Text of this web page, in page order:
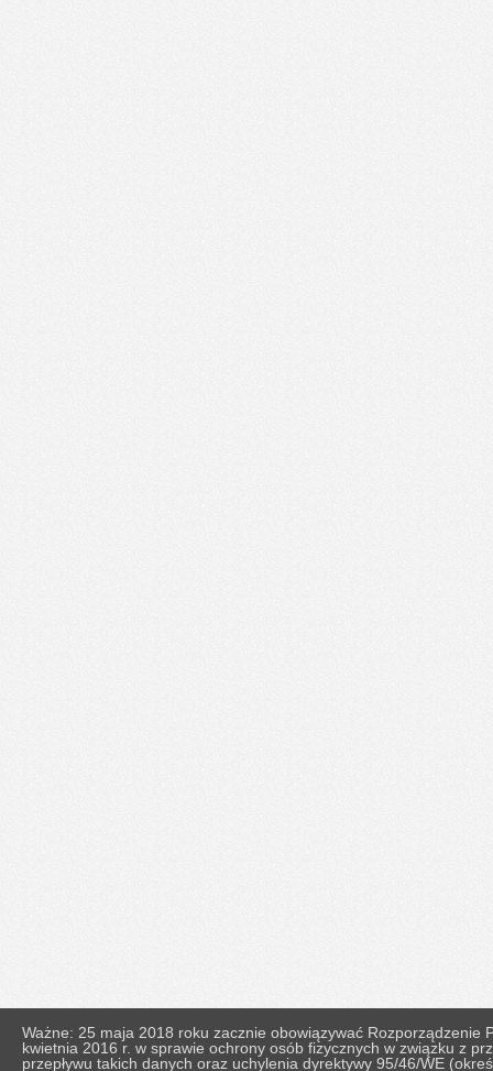
Ważne: 25 maja 2018 roku zacznie obowiązywać
kwietnia 2016 r. w sprawie ochrony osób fizycznych w związku z
przepływu takich danych oraz uchylenia dyrektywy 95/46/WE